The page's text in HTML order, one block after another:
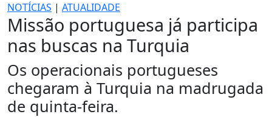
NOTÍCIAS | ATUALIDADE
Missão portuguesa já participa
nas buscas na Turquia
Os operacionais portugueses
chegaram à Turquia na madrugada
de quinta-feira.